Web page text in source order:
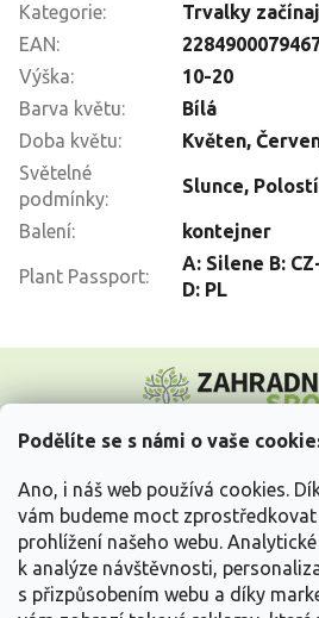
Podělíte se s námi o vaše
Ano, i náš web používá cookies.
vám budeme moct zprostředkovat
prohlížení našeho webu.
k analýze návštěvnosti,
s přizpůsobením webu a díky
Kategorie:
Trvalky
EAN:
Výška:
10-20
Barva květu:
Bílá
Doba květu: Květen,
Světelné
podmínky:
Slunce,
Balení: kontejner
Plant Passport:
A: Silene B:
D: PL
p
Vše o nákupu
Informace pro Vás
Kontakujte nás